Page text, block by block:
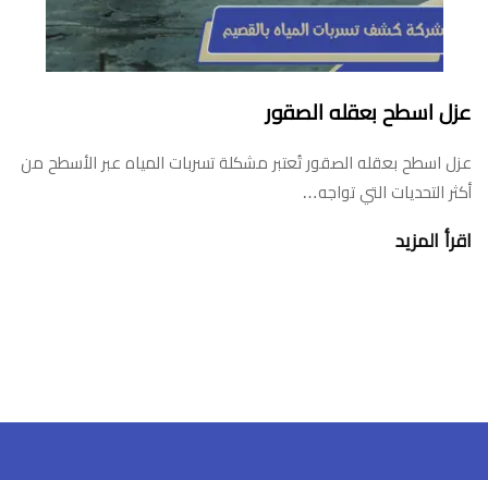
عزل اسطح بعقله الصقور
عزل اسطح بعقله الصقور تُعتبر مشكلة تسربات المياه عبر الأسطح من
أكثر التحديات التي تواجه…
اقرأ المزيد